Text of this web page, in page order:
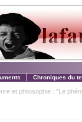
Chroniques du
et philosophie : "Le